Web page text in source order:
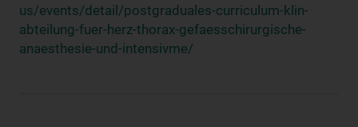
us/events/detail/postgraduales-curriculum-klin-
abteilung-fuer-herz-thorax-gefaesschirurgische-
anaesthesie-und-intensivme/